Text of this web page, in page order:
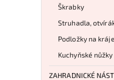
Škrabky
Struhadla,
Podložky na
Kuchyňské nůžky
ZAHRADNICKÉ